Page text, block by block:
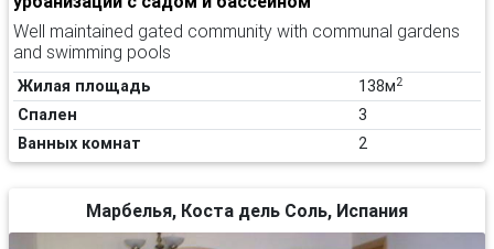
Well maintained gated community with communal gardens
and swimming pools
Жилая площадь 138м2
Спален
3
Ванных комнат
2
Марбелья, Коста дель Соль, Испания